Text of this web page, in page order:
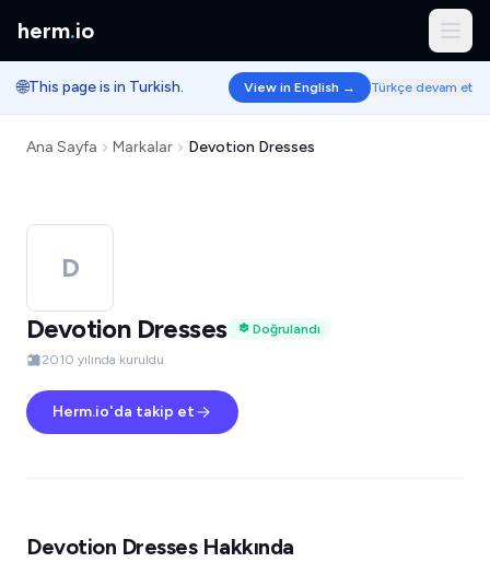
herm.io
🌐This page is in Turkish. View in English → Türkçe devam et
Ana Sayfa Markalar Devotion Dresses
D
Devotion Dresses
Doğrulandı
2010 yılında kuruldu
Herm.io'da takip et
Devotion Dresses Hakkında